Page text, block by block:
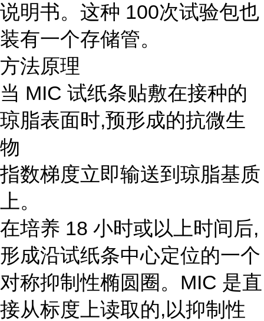
说明书。这种 100次试验包也
装有一个存储管。
方法原理
当 MIC 试纸条贴敷在接种的
琼脂表面时,预形成的抗微生
物
指数梯度立即输送到琼脂基质
上。
在培养 18 小时或以上时间后,
形成沿试纸条中心定位的一个
对称抑制性椭圆圈。MIC 是直
接从标度上读取的,以抑制性